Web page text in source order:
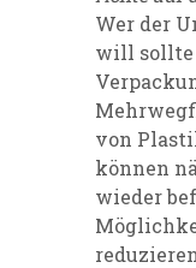
Wer der
will sollte
von
können
wieder